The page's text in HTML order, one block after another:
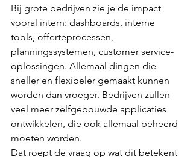
Bij grote bedrijven zie je de impact
vooral intern: dashboards, interne
tools, offerteprocessen,
planningssystemen, customer service-
oplossingen. Allemaal dingen die
sneller en flexibeler gemaakt kunnen
worden dan vroeger. Bedrijven zullen
veel meer zelfgebouwde applicaties
ontwikkelen, die ook allemaal beheerd
moeten worden.
Dat roept de vraag op wat dit betekent